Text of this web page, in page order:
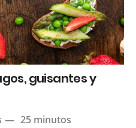
guisantes y
— 25 minutos